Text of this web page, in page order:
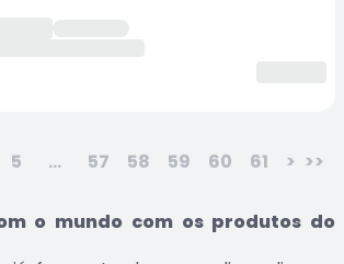
5 ... 57 58 59 60 61 > >>
o mundo com os produtos do